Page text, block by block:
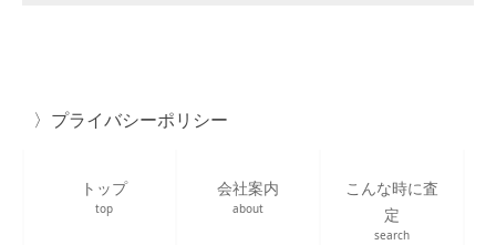
プライバシーポリシー
トップ
top
会社案内
about
こんな時に査
定
search